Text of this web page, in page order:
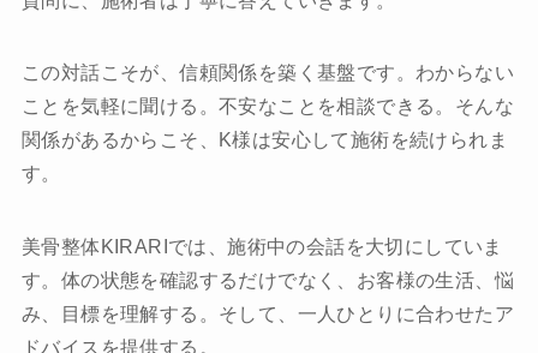
この対話こそが、信頼関係を築く基盤です。わからない
ことを気軽に聞ける。不安なことを相談できる。そんな
関係があるからこそ、K様は安心して施術を続けられま
す。
美骨整体KIRARIでは、施術中の会話を大切にしていま
す。体の状態を確認するだけでなく、お客様の生活、悩
み、目標を理解する。そして、一人ひとりに合わせたア
ドバイスを提供する。